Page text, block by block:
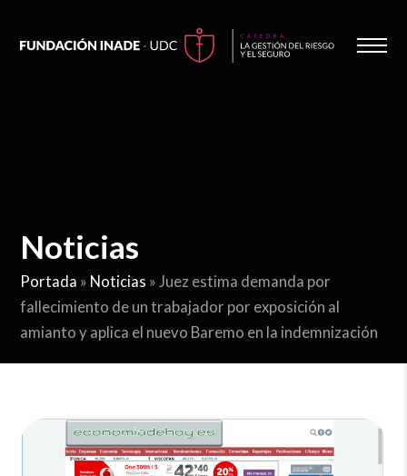
Noticias
Portada » Noticias »Juez estima demanda por
fallecimiento de un trabajador por exposición al
amianto y aplica el nuevo Baremo en la indemnización